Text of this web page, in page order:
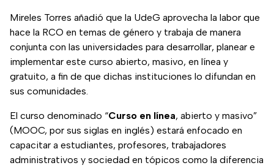
Mireles Torres añadió que la UdeG aprovecha la labor que
hace la RCO en temas de género y trabaja de manera
conjunta con las universidades para desarrollar, planear e
implementar este curso abierto, masivo, en línea y
gratuito, a fin de que dichas instituciones lo difundan en
sus comunidades.
El curso denominado “Curso en línea, abierto y masivo”
(MOOC, por sus siglas en inglés) estará enfocado en
capacitar a estudiantes, profesores, trabajadores
administrativos y sociedad en tópicos como la diferencia